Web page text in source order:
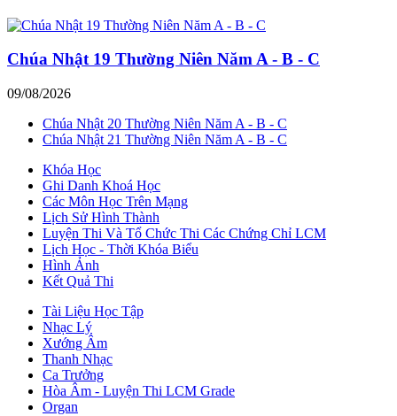
Chúa Nhật 19 Thường Niên Năm A - B - C
09/08/2026
Chúa Nhật 20 Thường Niên Năm A - B - C
Chúa Nhật 21 Thường Niên Năm A - B - C
Khóa Học
Ghi Danh Khoá Học
Các Môn Học Trên Mạng
Lịch Sử Hình Thành
Luyện Thi Và Tổ Chức Thi Các Chứng Chỉ LCM
Lịch Học - Thời Khóa Biểu
Hình Ảnh
Kết Quả Thi
Tài Liệu Học Tập
Nhạc Lý
Xướng Âm
Thanh Nhạc
Ca Trưởng
Hòa Âm - Luyện Thi LCM Grade
Organ